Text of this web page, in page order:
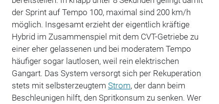
der Sprint auf Tempo 100, maximal sind 200 km/h
möglich. Insgesamt erzieht der eigentlich kräftige
Hybrid im Zusammenspiel mit dem CVT-Getriebe zu
einer eher gelassenen und bei moderatem Tempo
häufiger sogar lautlosen, weil rein elektrischen
Gangart. Das System versorgt sich per Rekuperation
stets mit selbsterzeugtem Strom, der dann beim
Beschleunigen hilft, den Spritkonsum zu senken. Wer